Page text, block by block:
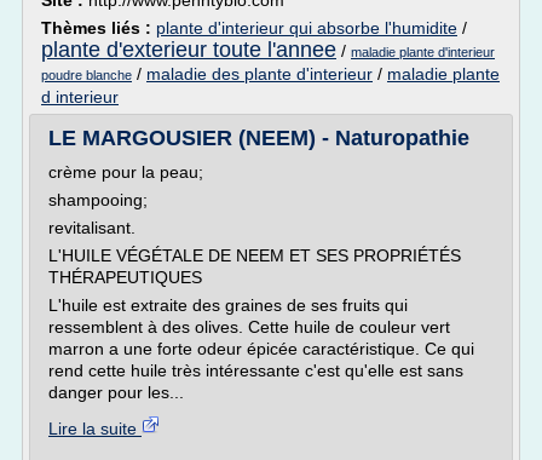
Thèmes liés : plante d'interieur qui absorbe l'humidite /
plante d'exterieur toute l'annee / maladie plante d'interieur
poudre blanche / maladie des plante d'interieur / maladie plante
d interieur
LE MARGOUSIER (NEEM) - Naturopathie
crème pour la peau;
shampooing;
revitalisant.
L'HUILE VÉGÉTALE DE NEEM ET SES PROPRIÉTÉS
THÉRAPEUTIQUES
L'huile est extraite des graines de ses fruits qui
ressemblent à des olives. Cette huile de couleur vert
marron a une forte odeur épicée caractéristique. Ce qui
rend cette huile très intéressante c'est qu'elle est sans
danger pour les...
Lire la suite